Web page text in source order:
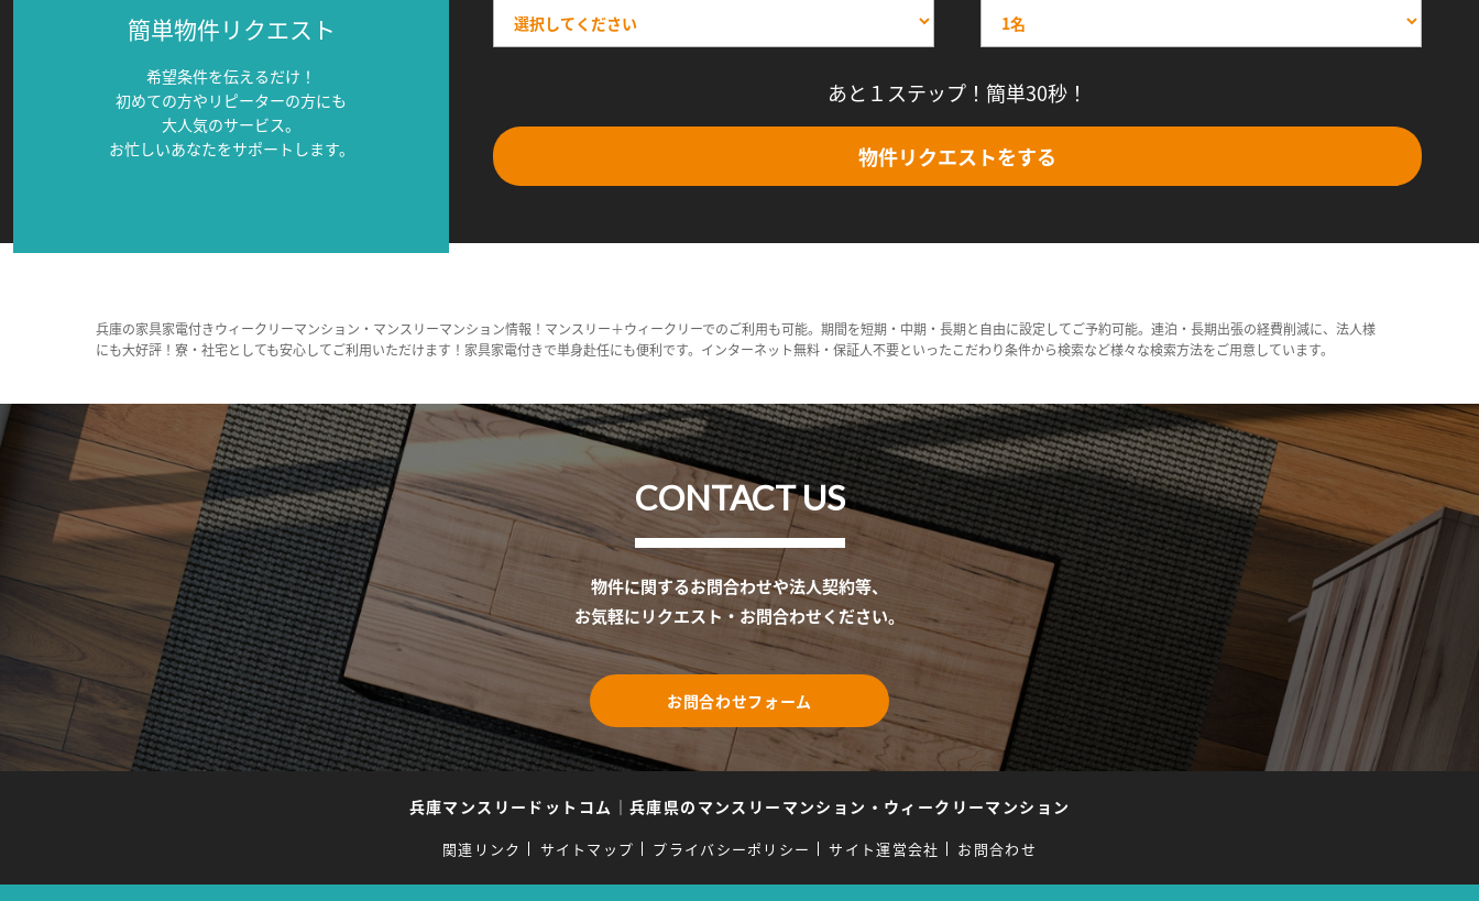
簡単物件リクエスト
希望条件を伝えるだけ！
初めての方やリピーターの方にも
大人気のサービス。
お忙しいあなたをサポートします。
あと１ステップ！簡単30秒！
物件リクエストをする
兵庫の家具家電付きウィークリーマンション・マンスリーマンション情報！マンスリー＋ウィークリーでのご利用も可能。期間を短期・中期・長期と自由に設定してご予約可能。連泊・長期出張の経費削減に、法人様
にも大好評！寮・社宅としても安心してご利用いただけます！家具家電付きで単身赴任にも便利です。インターネット無料・保証人不要といったこだわり条件から検索など様々な検索方法をご用意しています。
CONTACT US
物件に関するお問合わせや法人契約等、
お気軽にリクエスト・お問合わせください。
お問合わせフォーム
兵庫マンスリードットコム ｜ 兵庫県のマンスリーマンション・ウィークリーマンション
関連リンク サイトマップ プライバシーポリシー サイト運営会社 お問合わせ